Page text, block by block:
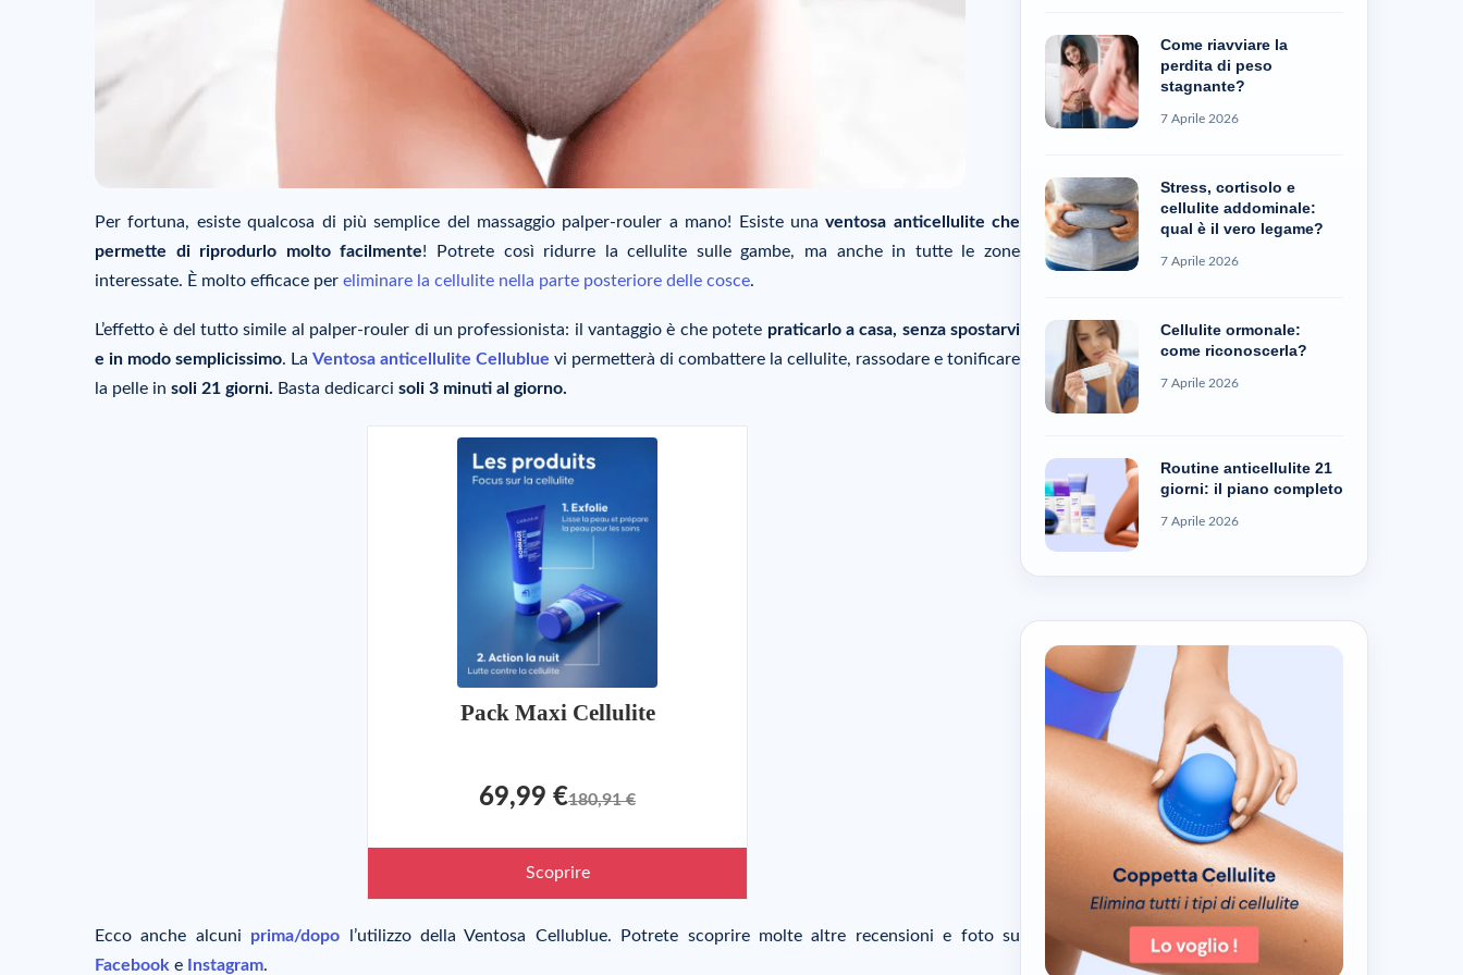
Per fortuna, esiste qualcosa di più semplice del massaggio palper-rouler a mano! Esiste unaventosa anticellulite che
permette di riprodurlo molto facilmente! Potrete così ridurre la cellulite sulle gambe, ma anche in tutte le zone
interessate. È molto efficace per eliminare la cellulite nella parte posteriore delle cosce.
L’effetto è del tutto simile al palper-rouler di un professionista: il vantaggio è che potete praticarlo a casa, senza spostarvi
e in modo semplicissimo. La Ventosa anticellulite Cellublue vi permetterà di combattere la cellulite, rassodare e tonificare
la pelle in soli 21 giorni. Basta dedicarci soli 3 minuti al giorno.
Pack Maxi Cellulite
69,99 €180,91 €
Scoprire
Ecco anche alcuni prima/dopo l’utilizzo della Ventosa Cellublue. Potrete scoprire molte altre recensioni e foto su
Facebook e Instagram.
Come riavviare la
perdita di peso
stagnante?
7 Aprile 2026
Stress, cortisolo e
cellulite addominale:
qual è il vero legame?
7 Aprile 2026
Cellulite ormonale:
come riconoscerla?
7 Aprile 2026
Routine anticellulite 21
giorni: il piano completo
7 Aprile 2026